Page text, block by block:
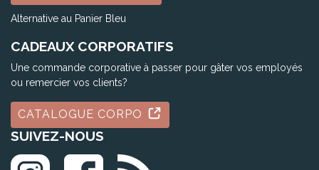
Alternative au Panier Bleu
CADEAUX CORPORATIFS
Une commande corporative à passer pour gâter vos employés
ou remercier vos clients?
CATALOGUE CORPO
SUIVEZ-NOUS